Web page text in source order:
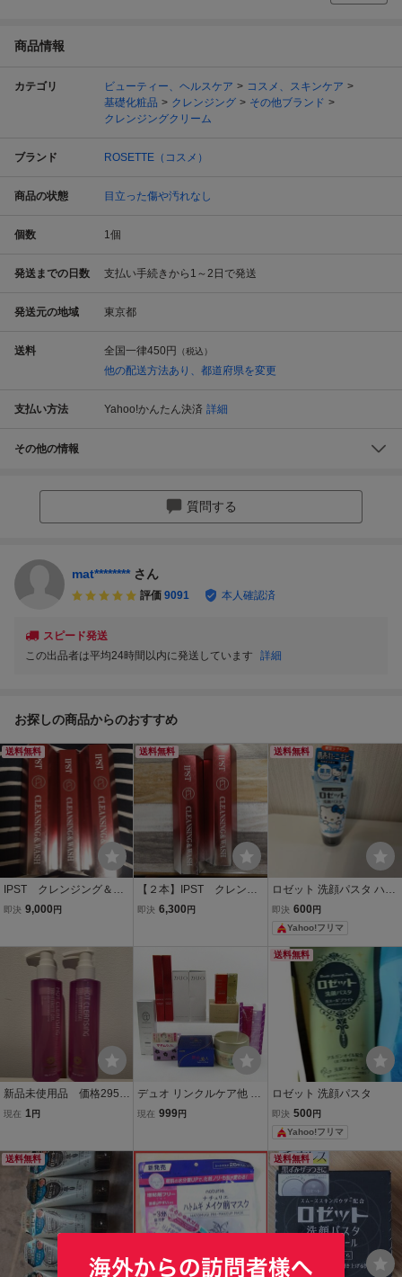
商品情報
カテゴリ ビューティー、ヘルスケア
コスメ、スキンケア
基礎化粧品
クレンジング
その他ブランド
クレンジングクリーム
ブランド ROSETTE（コスメ）
商品の状態 目立った傷や汚れなし
個数 1個
発送までの日数 支払い手続きから1～2日で発送
発送元の地域 東京都
送料 全国一律450円 （税込）
他の配送方法あり、都道府県を変更
支払い方法 Yahoo!かんたん決済 詳細
その他の情報
質問する
mat******** さん
評価 9091 本人確認済
スピード発送
この出品者は平均24時間以内に発送しています
詳細
お探しの商品からのおすすめ
送料無料
IPST クレンジング＆洗
顔 180g×３本
即決 9,000 円
送料無料
【２本】IPST クレンジ
ング＆洗顔 180g
即決 6,300 円
送料無料
ロゼット 洗顔パスタ ハロ
ーキティ アクネクリア 限
定デザイン 薬用 80g 新品
即決 600 円
Yahoo!フリマ
新品未使用品 価格2950
円 ダブル洗顔不要！シ
ル180g メイク落とし ２
本セット売り
現在 1 円
デュオ リンクルケア他 洗
顔 クレンジングクリーム
ース
現在 999円
送料無料
ロゼット 洗顔パスタ
即決 500 円
Yahoo!フリマ
送料無料 送料無料